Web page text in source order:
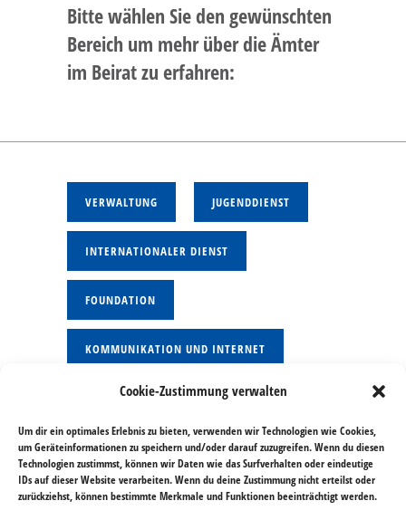
Cookie-Zustimmung verwalten
Um dir ein optimales Erlebnis zu bieten, verwenden wir Technologien wie Cookies,
um Geräteinformationen zu speichern und/oder darauf zuzugreifen. Wenn du diesen
Technologien zustimmst, können wir Daten wie das Surfverhalten oder eindeutige
IDs auf dieser Website verarbeiten. Wenn du deine Zustimmung nicht erteilst oder
zurückziehst, können bestimmte Merkmale und Funktionen beeinträchtigt werden.
Bitte wählen Sie den gewünschten
Bereich um mehr über die Ämter
im Beirat zu erfahren:
VERWALTUNG JUGENDDIENST
INTERNATIONALER DIENST
FOUNDATION
KOMMUNIKATION UND INTERNET
CLUB UND MITGLIEDER